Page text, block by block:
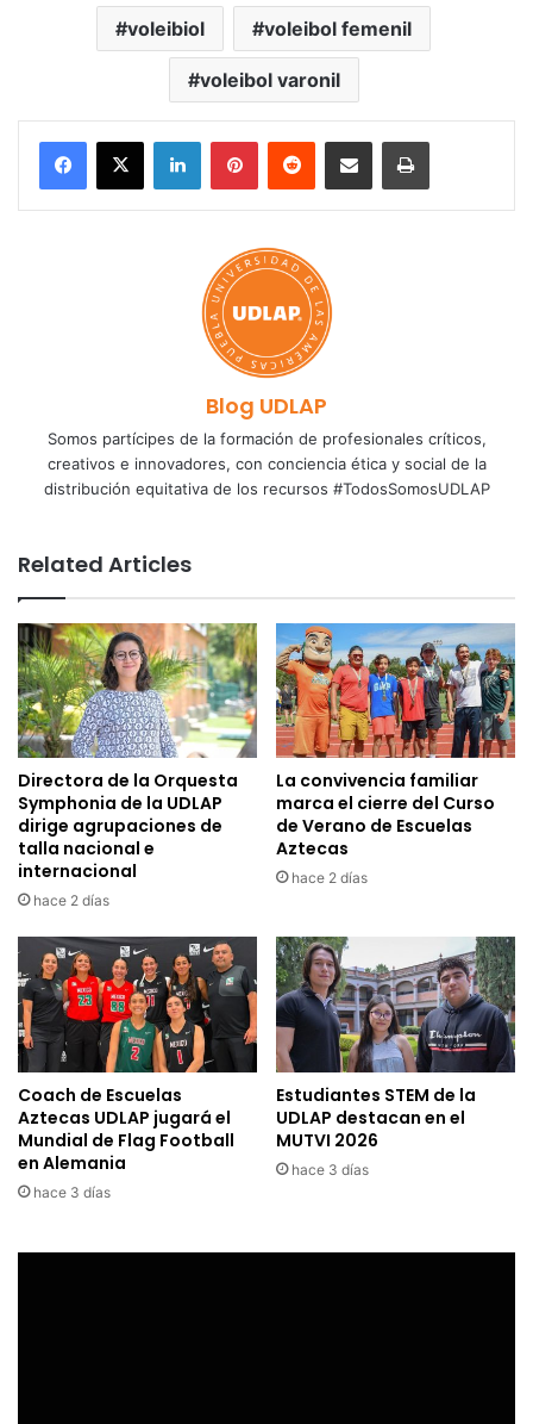
voleibiol voleibol femenil
voleibol varonil
LinkedInPinterestReddit Share via Email Print
Blog UDLAP
Somos partícipes de la formación de profesionales críticos,
creativos e innovadores, con conciencia ética y social de la
distribución equitativa de los recursos #TodosSomosUDLAP
Related Articles
Directora de la Orquesta
Symphonia de la UDLAP
dirige agrupaciones de
talla nacional e
internacional
hace 2 días
La convivencia familiar
marca el cierre del Curso
de Verano de Escuelas
Aztecas
hace 2 días
Coach de Escuelas
Aztecas UDLAP jugará el
Mundial de Flag Football
en Alemania
hace 3 días
Estudiantes STEM de la
UDLAP destacan en el
MUTVI 2026
hace 3 días